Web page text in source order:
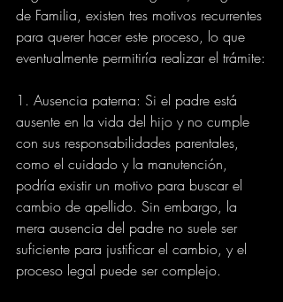
de Familia, existen tres motivos recurrentes
para querer hacer este proceso, lo que
eventualmente permitiría realizar el trámite:
1. Ausencia paterna: Si el padre está
ausente en la vida del hijo y no cumple
con sus responsabilidades parentales,
como el cuidado y la manutención,
podría existir un motivo para buscar el
cambio de apellido. Sin embargo, la
mera ausencia del padre no suele ser
suficiente para justificar el cambio, y el
proceso legal puede ser complejo.